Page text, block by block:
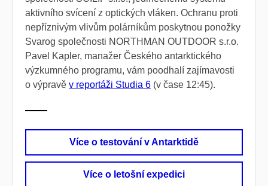
aktivního svícení z optických vláken. Ochranu proti
nepříznivým vlivům polárníkům poskytnou ponožky
Svarog společnosti NORTHMAN OUTDOOR s.r.o.
Pavel Kapler, manažer Českého antarktického
výzkumného programu, vám poodhalí zajímavosti
o výpravě v reportáži Studia 6 (v čase 12:45).
Více o testování v Antarktidě
Více o letošní expedici